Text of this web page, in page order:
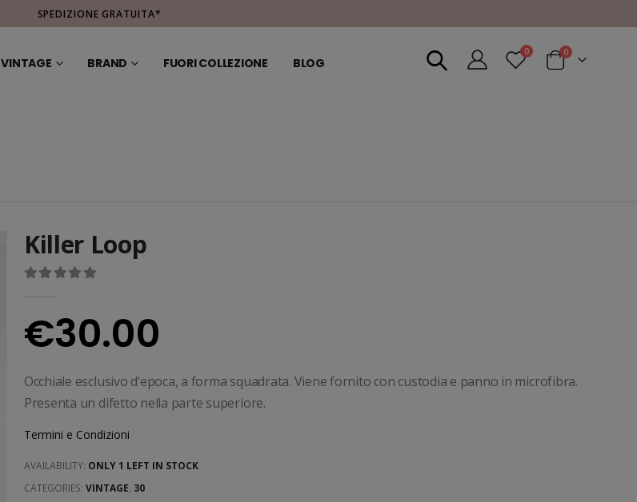
SPEDIZIONE GRATUITA*
VINTAGE BRAND FUORI COLLEZIONE BLOG
0 0
Killer Loop
€30.00
Occhiale esclusivo d’epoca, a forma squadrata. Viene fornito con custodia e panno in microfibra.
Presenta un difetto nella parte superiore.
Termini e Condizioni
AVAILABILITY: ONLY 1 LEFT IN STOCK
CATEGORIES: VINTAGE, 30